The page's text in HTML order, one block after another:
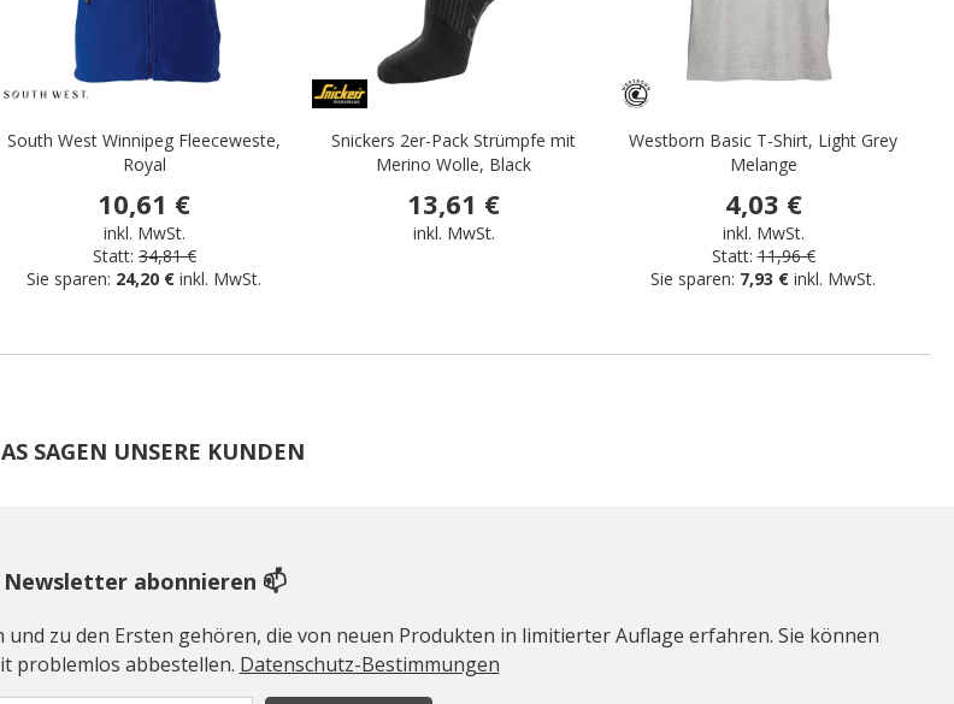
South West Winnipeg Fleeceweste,
Royal
10,61 €
inkl. MwSt.
Statt: 34,81 €
Sie sparen: 24,20 € inkl. MwSt.
Snickers 2er-Pack Strümpfe mit
Merino Wolle, Black
13,61 €
inkl. MwSt.
Westborn Basic T-Shirt, Light Grey
Melange
4,03 €
inkl. MwSt.
Statt: 11,96 €
Sie sparen: 7,93 € inkl. MwSt.
SAGEN UNSERE KUNDEN
Newsletter abonnieren 📫
zu den Ersten gehören, die von neuen Produkten in limitierter Auflage erfahren. Sie können
problemlos abbestellen. Datenschutz-Bestimmungen